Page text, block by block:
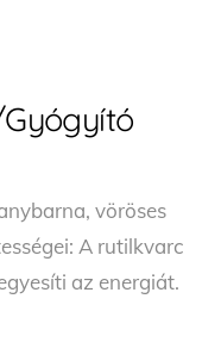
vöröses
A rutilkvarc
az energiát.